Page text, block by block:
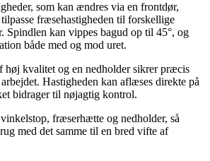
som kan ændres via en frontdør,
fræsehastigheden til forskellige
Spindlen kan vippes bagud op til 45°, og
både med og mod uret.
høj kvalitet og en nedholder sikrer præcis
Hastigheden kan aflæses direkte på
bidrager til nøjagtig kontrol.
fræserhætte og nedholder, så
med det samme til en bred vifte af